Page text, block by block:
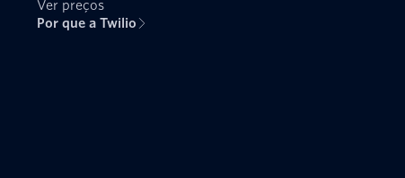
Ver preços
Por que a Twilio